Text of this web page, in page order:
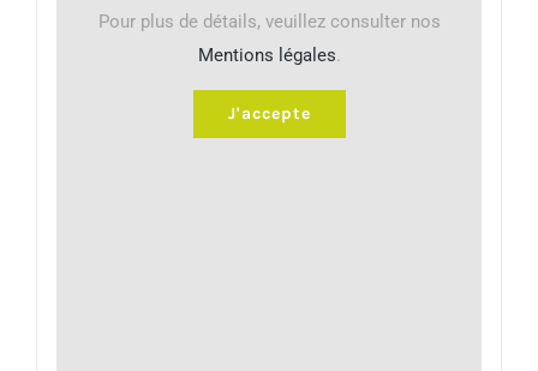
Pour plus de détails, veuillez consulter nos
Mentions légales.
J'accepte